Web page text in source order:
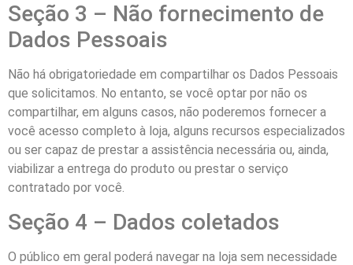
Seção 3 – Não fornecimento de
Dados Pessoais
Não há obrigatoriedade em compartilhar os Dados Pessoais
que solicitamos. No entanto, se você optar por não os
compartilhar, em alguns casos, não poderemos fornecer a
você acesso completo à loja, alguns recursos especializados
ou ser capaz de prestar a assistência necessária ou, ainda,
viabilizar a entrega do produto ou prestar o serviço
contratado por você.
Seção 4 – Dados coletados
O público em geral poderá navegar na loja sem necessidade